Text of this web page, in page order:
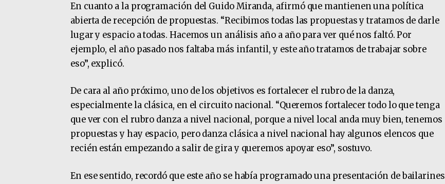
En cuanto a la programación del Guido Miranda, afirmó que mantienen una política
abierta de recepción de propuestas. “Recibimos todas las propuestas y tratamos de darle
lugar y espacio a todas. Hacemos un análisis año a año para ver qué nos faltó. Por
ejemplo, el año pasado nos faltaba más infantil, y este año tratamos de trabajar sobre
eso”, explicó.
De cara al año próximo, uno de los objetivos es fortalecer el rubro de la danza,
especialmente la clásica, en el circuito nacional. “Queremos fortalecer todo lo que tenga
que ver con el rubro danza a nivel nacional, porque a nivel local anda muy bien, tenemos
propuestas y hay espacio, pero danza clásica a nivel nacional hay algunos elencos que
recién están empezando a salir de gira y queremos apoyar eso”, sostuvo.
En ese sentido, recordó que este año se había programado una presentación de bailarines